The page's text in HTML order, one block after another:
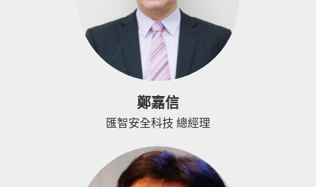
鄭嘉信
匯智安全科技 總經理